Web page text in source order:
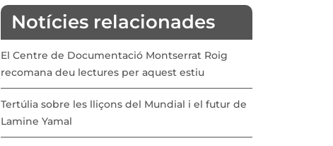
Notícies relacionades
El Centre de Documentació Montserrat Roig
recomana deu lectures per aquest estiu
Tertúlia sobre les lliçons del Mundial i el futur de
Lamine Yamal